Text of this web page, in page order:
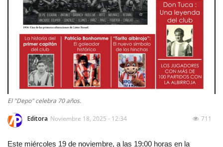
El "Depo" celebra 70 años.
Editora Noviembre 18, 2025 - 12:34 711
Este miércoles 19 de noviembre, a las 19:00 horas en la